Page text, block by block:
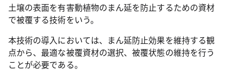
土壌の表面を有害動植物のまん延を防止するための資材
で被覆する技術をいう。
本技術の導入においては、まん延防止効果を維持する観
点から、最適な被覆資材の選択、被覆状態の維持を行う
ことが必要である。